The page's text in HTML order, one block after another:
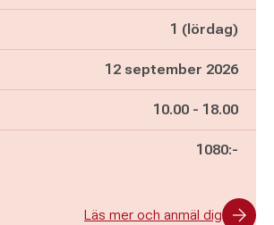
1 (lördag)
12 september 2026
Pågår mellan
10.00 - och
18.00
1080:-
Läs mer och anmäl dig